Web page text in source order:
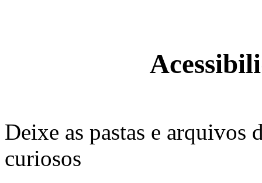
Deixe as pastas e arquivos
curiosos